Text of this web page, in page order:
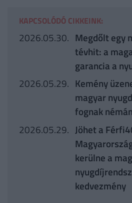
KAPCSOLÓDÓ CIKKEINK:
2026.05.30. Megdőlt egy
tévhit: a
garancia a
2026.05.29. Kemény
magyar
fognak
2026.05.29. Jöhet a
kerülne a
kedvezmény